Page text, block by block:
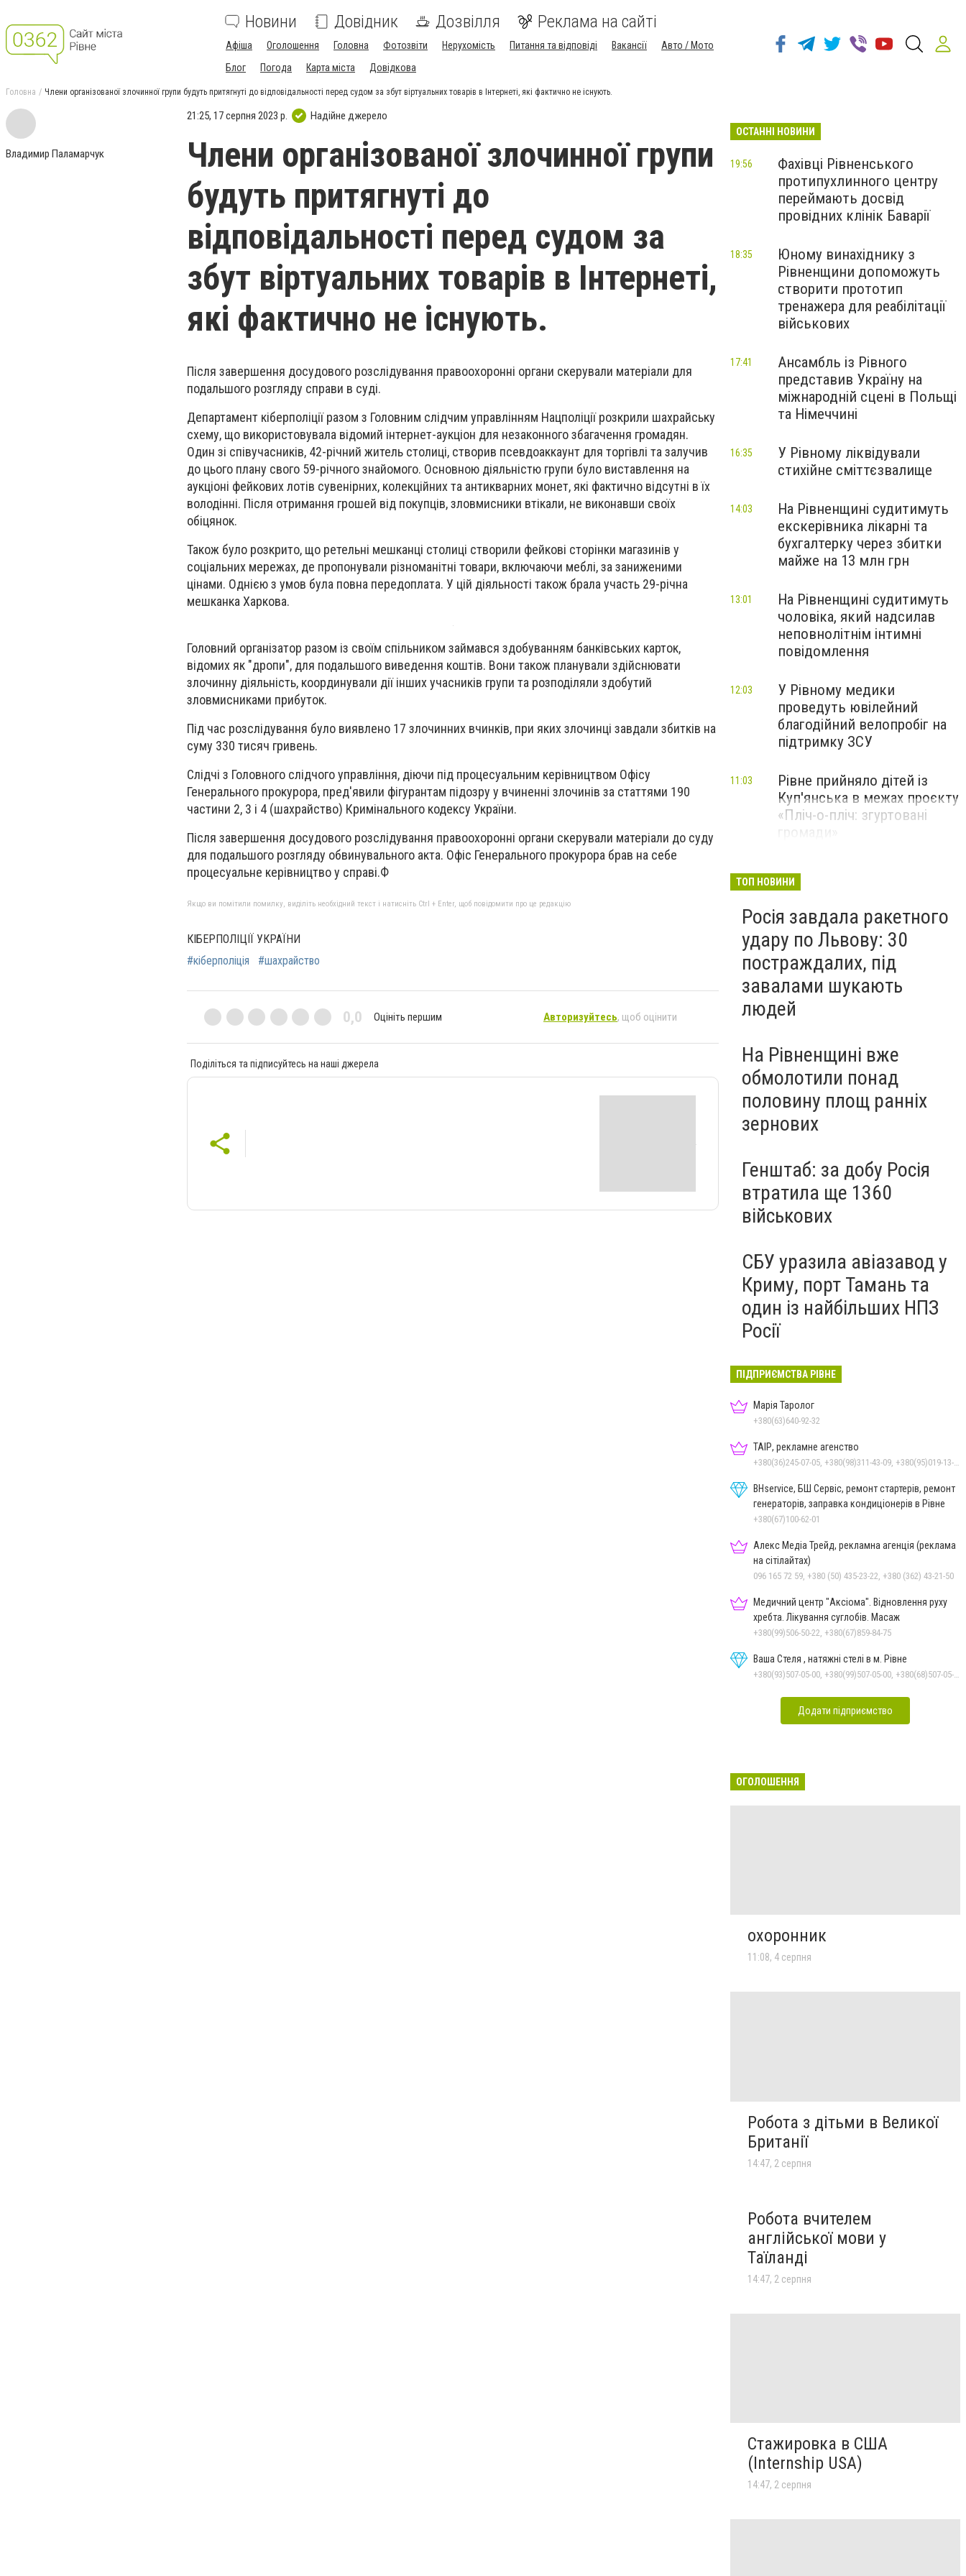
Новини Довідник Дозвілля Реклама на сайті
Афіша Оголошення Головна Фотозвіти Нерухомість Питання та відповіді Вакансії
Авто / Мото
Блог
Погода Карта міста Довідкова
Головна Члени організованої злочинної групи будуть притягнуті до відповідальності перед судом за збут віртуальних товарів в Інтернеті, які фактично не існують.
Владимир Паламарчук
21:25, 17 серпня 2023 р. Надійне джерело
Члени організованої злочинної групи
будуть притягнуті до
відповідальності перед судом за
збут віртуальних товарів в Інтернеті,
які фактично не існують.
Після завершення досудового розслідування правоохоронні органи скерували матеріали для
подальшого розгляду справи в суді.
Департамент кіберполіції разом з Головним слідчим управлінням Нацполіції розкрили шахрайську
схему, що використовувала відомий інтернет-аукціон для незаконного збагачення громадян.
Один зі співучасників, 42-річний житель столиці, створив псевдоаккаунт для торгівлі та залучив
до цього плану свого 59-річного знайомого. Основною діяльністю групи було виставлення на
аукціоні фейкових лотів сувенірних, колекційних та антикварних монет, які фактично відсутні в їх
володінні. Після отримання грошей від покупців, зловмисники втікали, не виконавши своїх
обіцянок.
Також було розкрито, що ретельні мешканці столиці створили фейкові сторінки магазинів у
соціальних мережах, де пропонували різноманітні товари, включаючи меблі, за заниженими
цінами. Однією з умов була повна передоплата. У цій діяльності також брала участь 29-річна
мешканка Харкова.
Головний організатор разом із своїм спільником займався здобуванням банківських карток,
відомих як "дропи", для подальшого виведення коштів. Вони також планували здійснювати
злочинну діяльність, координували дії інших учасників групи та розподіляли здобутий
зловмисниками прибуток.
Під час розслідування було виявлено 17 злочинних вчинків, при яких злочинці завдали збитків на
суму 330 тисяч гривень.
Слідчі з Головного слідчого управління, діючи під процесуальним керівництвом Офісу
Генерального прокурора, пред'явили фігурантам підозру у вчиненні злочинів за статтями 190
частини 2, 3 і 4 (шахрайство) Кримінального кодексу України.
Після завершення досудового розслідування правоохоронні органи скерували матеріали до суду
для подальшого розгляду обвинувального акта. Офіс Генерального прокурора брав на себе
процесуальне керівництво у справі.Ф
Якщо ви помітили помилку, виділіть необхідний текст і натисніть Ctrl + Enter, щоб повідомити про це редакцію
КІБЕРПОЛІЦІЇ УКРАЇНИ
#кіберполіція
#шахрайство
0,0 Оцініть першим Авторизуйтесь, щоб оцінити
Поділіться та підписуйтесь на наші джерела
ОСТАННІ НОВИНИ
Фахівці Рівненського
протипухлинного центру
переймають досвід
провідних клінік Баварії
19:56
Юному винахіднику з
Рівненщини допоможуть
створити прототип
тренажера для реабілітації
військових
18:35
Ансамбль із Рівного
представив Україну на
міжнародній сцені в Польщі
та Німеччині
17:41
У Рівному ліквідували
стихійне сміттєзвалище
16:35
На Рівненщині судитимуть
екскерівника лікарні та
бухгалтерку через збитки
майже на 13 млн грн
14:03
На Рівненщині судитимуть
чоловіка, який надсилав
неповнолітнім інтимні
повідомлення
13:01
У Рівному медики
проведуть ювілейний
благодійний велопробіг на
підтримку ЗСУ
12:03
Рівне прийняло дітей із
Куп'янська в межах проєкту
«Пліч-о-пліч: згуртовані
11:03
ТОП НОВИНИ
Росія завдала ракетного
удару по Львову: 30
постраждалих, під
завалами шукають
людей
На Рівненщині вже
обмолотили понад
половину площ ранніх
зернових
Генштаб: за добу Росія
втратила ще 1360
військових
СБУ уразила авіазавод у
Криму, порт Тамань та
один із найбільших НПЗ
Росії
ПІДПРИЄМСТВА РІВНЕ
Марія Таролог
+380(63)640-92-32
ТАІР, рекламне агенство
+380(36)245-07-05, +380(98)311-43-09, +380(95)019-13-17
BHservice, БШ Сервіс, ремонт стартерів, ремонт
генераторів, заправка кондиціонерів в Рівне
+380(67)100-62-01
Алекс Медіа Трейд, рекламна агенція (реклама
на сітілайтах)
096 165 72 59, +380 (50) 435-23-22, +380 (362) 43-21-50
Медичний центр "Аксіома". Відновлення руху
хребта. Лікування суглобів. Масаж
+380(99)506-50-22, +380(67)859-84-75
Ваша Стеля , натяжні стелі в м. Рівне
+380(93)507-05-00, +380(99)507-05-00, +380(68)507-05-00
Додати підприємство
ОГОЛОШЕННЯ
охоронник
11:08, 4 серпня
Робота з дітьми в Великої
Британії
14:47, 2 серпня
Робота вчителем
англійської мови у
Таїланді
14:47, 2 серпня
Стажировка в США
(Internship USA)
14:47, 2 серпня